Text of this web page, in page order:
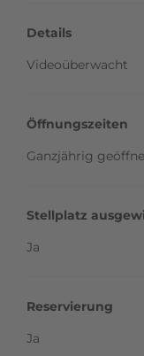
Details
Videoüberwacht
Öffnungszeiten
Ganzjährig
Stellplatz
Ja
Reservierung
Ja